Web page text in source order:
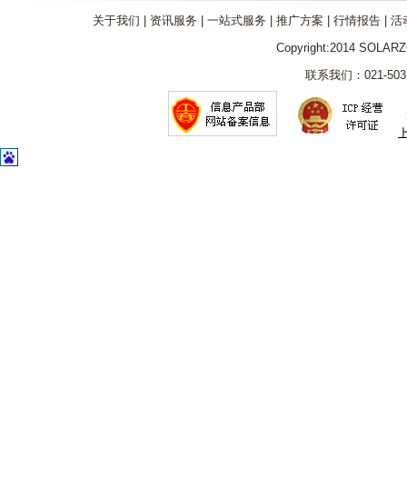
关于我们 资讯服务 一站式服务 推广方案 行情报告| 活
Copyright:2014
联系我们：021-